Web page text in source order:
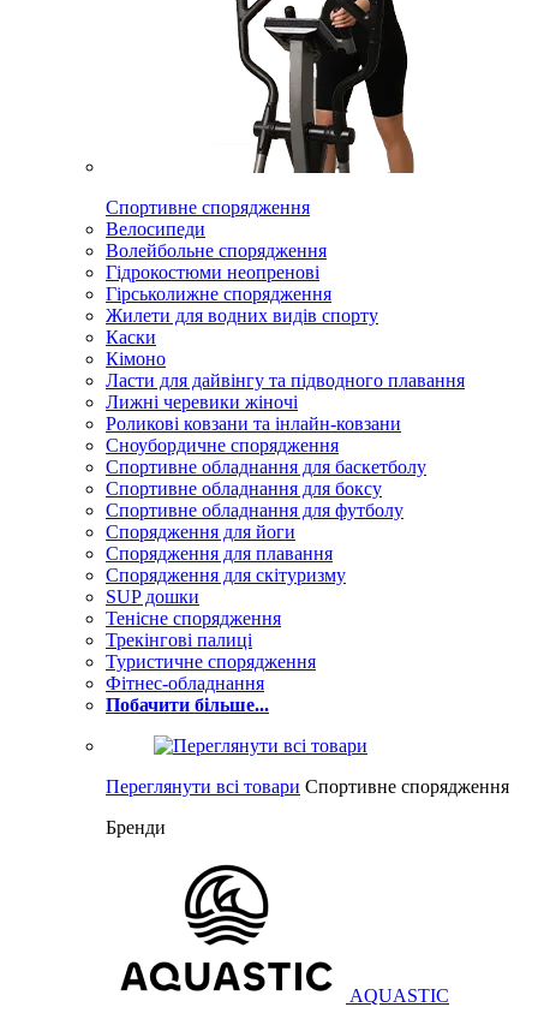
Спортивне спорядження
Велосипеди
Волейбольне спорядження
Гідрокостюми неопренові
Гірськолижне спорядження
Жилети для водних видів спорту
Каски
Кімоно
Ласти для дайвінгу та підводного плавання
Лижні черевики жіночі
Роликові ковзани та інлайн-ковзани
Сноубордичне спорядження
Спортивне обладнання для баскетболу
Спортивне обладнання для боксу
Спортивне обладнання для футболу
Спорядження для йоги
Спорядження для плавання
Спорядження для скітуризму
SUP дошки
Тенісне спорядження
Трекінгові палиці
Туристичне спорядження
Фітнес-обладнання
Побачити більше...
Переглянути всі товари Спортивне спорядження
Бренди
AQUASTIC